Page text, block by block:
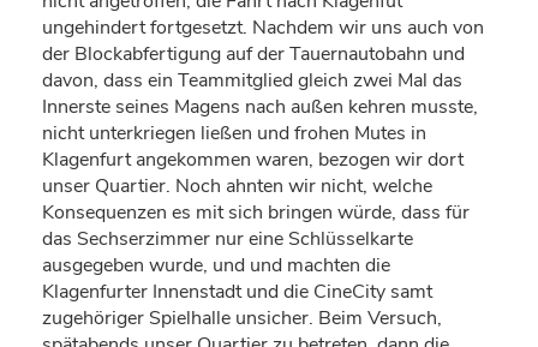
ungehindert fortgesetzt. Nachdem wir uns auch von
der Blockabfertigung auf der Tauernautobahn und
davon, dass ein Teammitglied gleich zwei Mal das
Innerste seines Magens nach außen kehren musste,
nicht unterkriegen ließen und frohen Mutes in
Klagenfurt angekommen waren, bezogen wir dort
unser Quartier. Noch ahnten wir nicht, welche
Konsequenzen es mit sich bringen würde, dass für
das Sechserzimmer nur eine Schlüsselkarte
ausgegeben wurde, und und machten die
Klagenfurter Innenstadt und die CineCity samt
zugehöriger Spielhalle unsicher. Beim Versuch,